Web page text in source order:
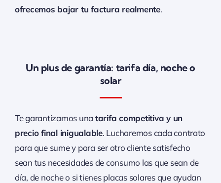
ofrecemos bajar tu factura realmente.
Un plus de garantía: tarifa día, noche o
solar
Te garantizamos una tarifa competitiva y un
precio final inigualable. Lucharemos cada contrato
para que sume y para ser otro cliente satisfecho
sean tus necesidades de consumo las que sean de
día, de noche o si tienes placas solares que ayudan